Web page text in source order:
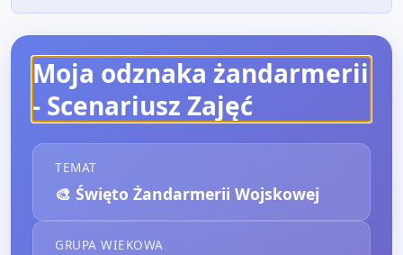
Moja odznaka żandarmerii
- Scenariusz Zajęć
TEMAT
🎨 Święto Żandarmerii Wojskowej
GRUPA WIEKOWA